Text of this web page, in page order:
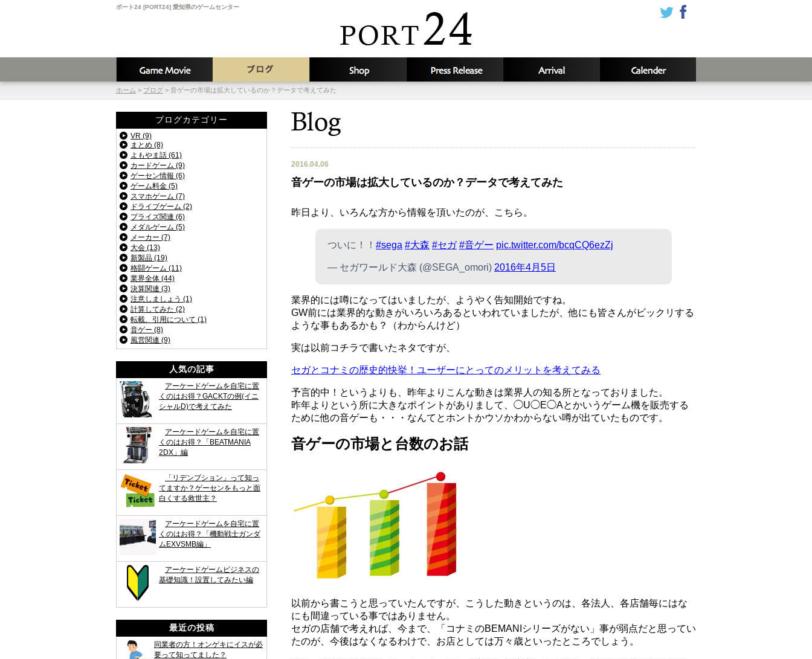
ポート24 [PORT24] 愛知県のゲームセンター
ホーム > ブログ > 音ゲーの市場は拡大しているのか？データで考えてみた
2016.04.06
音ゲーの市場は拡大しているのか？データで考えてみた
昨日より、いろんな方から情報を頂いたのが、こちら。
ついに！！ #sega #大森 #セガ #音ゲー pic.twitter.com/bcqCQ6ezZj
— セガワールド大森 (@SEGA_omori) 2016年4月5日
業界的には噂になってはいましたが、ようやく告知開始ですね。
GW前には業界的な動きがいろいろあるといわれていましたが、他にも皆さんがビックリする
ような事もあるかも？（わからんけど）
実は以前コチラで書いたネタですが、
セガとコナミの歴史的快挙！ユーザーにとってのメリットを考えてみる
予言的中！というよりも、昨年よりこんな動きは業界人の知る所となっておりました。
昨年よりという所に大きなポイントがありまして、◯U◯E◯Aとかいうゲーム機を販売する
ために他の音ゲーも・・・なんてとホントかウソかわからない噂が出ていたものです。
音ゲーの市場と台数のお話
以前から書こうと思っていたんですが、こうした動きというのは、各法人、各店舗毎にはな
にも間違っている事ではありません。
セガの店舗で考えれば、今まで、「コナミのBEMANIシリーズがない」事が弱点だと思ってい
たのが、今後はなくなるわけで、お店としては万々歳といったところでしょう。
ブログカテゴリー
VR (9)
まとめ (8)
よもやま話 (61)
カードゲーム (9)
ゲーセン情報 (6)
ゲーム料金 (5)
スマホゲーム (7)
ドライブゲーム (2)
プライズ関連 (6)
メダルゲーム (5)
メーカー (7)
大会 (13)
新製品 (19)
格闘ゲーム (11)
業界全体 (44)
決算関連 (3)
注意しましょう (1)
計算してみた (2)
転載、引用について (1)
音ゲー (8)
風営関連 (9)
人気の記事
アーケードゲームを自宅に置
くのはお得？GACKTの例(イニ
シャルD)で考えてみた
アーケードゲームを自宅に置
くのはお得？「BEATMANIA
2DX」編
「リデンプション」って知っ
てますか？ゲーセンをもっと面
白くする救世主？
アーケードゲームを自宅に置
くのはお得？「機動戦士ガンダ
ムEXVSMB編」
アーケードゲームビジネスの
基礎知識！設置してみたい編
最近の投稿
同業者の方！オンゲキにイスが必
要って知ってました？